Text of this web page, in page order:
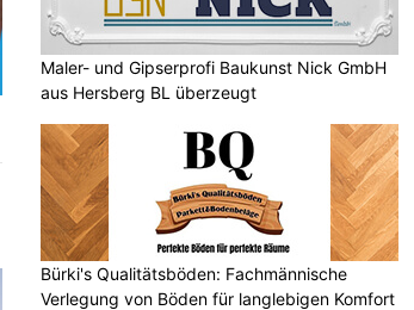
Maler- und Gipserprofi Baukunst Nick GmbH
aus Hersberg BL überzeugt
Bürki's Qualitätsböden: Fachmännische
Verlegung von Böden für langlebigen Komfort